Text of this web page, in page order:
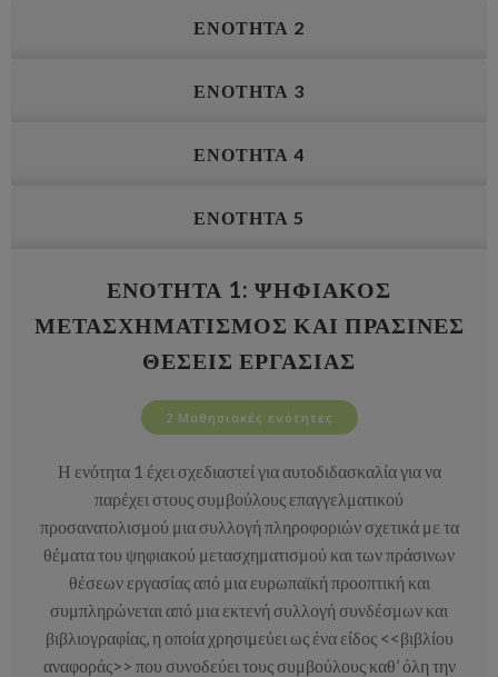
ΕΝΟΤΗΤΑ 2
ΕΝΟΤΗΤΑ 3
ΕΝΟΤΗΤΑ 4
ΕΝΟΤΗΤΑ 5
ΕΝΌΤΗΤΑ 1: ΨΗΦΙΑΚΌΣ
ΜΕΤΑΣΧΗΜΑΤΙΣΜΌΣ ΚΑΙ ΠΡΆΣΙΝΕΣ
ΘΈΣΕΙΣ ΕΡΓΑΣΊΑΣ
2 Μαθησιακές ενότητες
Η ενότητα 1 έχει σχεδιαστεί για αυτοδιδασκαλία για να
παρέχει στους συμβούλους επαγγελματικού
προσανατολισμού μια συλλογή πληροφοριών σχετικά με τα
θέματα του ψηφιακού μετασχηματισμού και των πράσινων
θέσεων εργασίας από μια ευρωπαϊκή προοπτική και
συμπληρώνεται από μια εκτενή συλλογή συνδέσμων και
βιβλιογραφίας, η οποία χρησιμεύει ως ένα είδος <<βιβλίου
αναφοράς>> που συνοδεύει τους συμβούλους καθ’ όλη την